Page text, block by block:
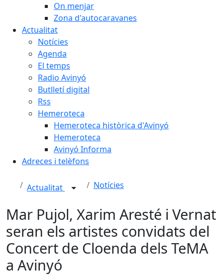
On menjar
Zona d'autocaravanes
Actualitat
Notícies
Agenda
El temps
Radio Avinyó
Butlletí digital
Rss
Hemeroteca
Hemeroteca històrica d'Avinyó
Hemeroteca
Avinyó Informa
Adreces i telèfons
Actualitat Notícies
Mar Pujol, Xarim Aresté i Vernat
seran els artistes convidats del
Concert de Cloenda dels TeMA
a Avinyó